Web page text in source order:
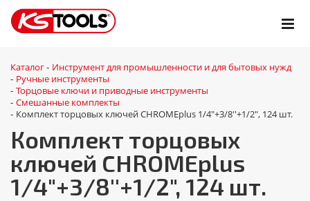
Каталог - Инструмент для промышленности и для бытовых нужд
- Ручные инструменты
- Торцовые ключи и приводные инструменты
- Смешанные комплекты
- Комплект торцовых ключей CHROMEplus 1/4"+3/8''+1/2", 124 шт.
Комплект торцовых
ключей CHROMEplus
1/4"+3/8''+1/2", 124 шт.